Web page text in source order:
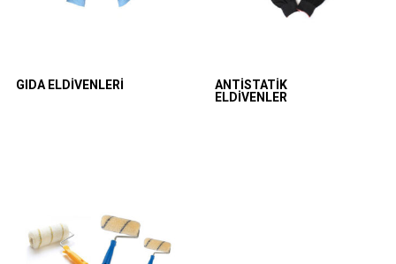
GIDA ELDIVENLERI
ANTISTATIK
ELDIVENLER